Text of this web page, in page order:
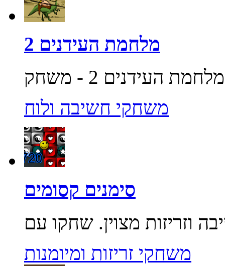
מלחמת העידנים 2
משחקי חשיבה ולוח
סימנים קסומים
משחקי זריזות ומיומנות